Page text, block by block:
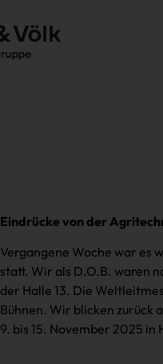
Eindrücke von der
Vergangene Woche war es
statt. Wir als D.O.B. waren
der Halle 13. Die
Bühnen. Wir blicken zurück
9. bis 15. November 2025